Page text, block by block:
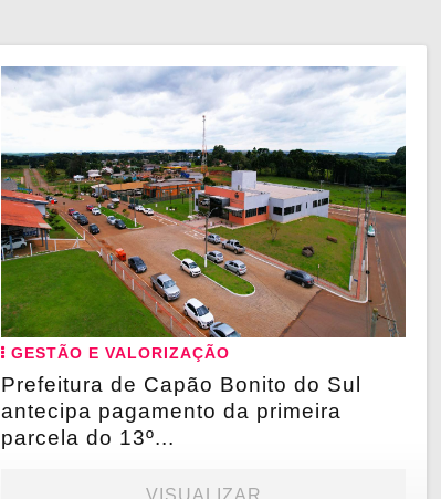
GESTÃO E VALORIZAÇÃO
Prefeitura de Capão Bonito do Sul
antecipa pagamento da primeira
parcela do 13º...
VISUALIZAR